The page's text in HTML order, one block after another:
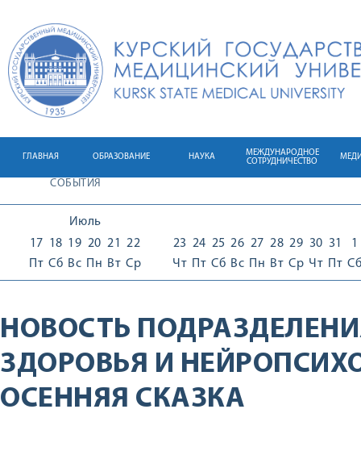
ГЛАВНАЯ ОБРАЗОВАНИЕ НАУКА
МЕЖДУНАРОДНОЕ
СОТРУДНИЧЕСТВО
СОБЫТИЯ
Июль
17
Пт
18
Сб
19
Вс
20
Пн
21
Вт
22
Ср
23
Чт
24
Пт
25
Сб
26
Вс
27
Пн
28
Вт
29
Ср
30
Чт
31
Пт
1
Сб
НОВОСТЬ
ЗДОРОВЬЯ И
ОСЕННЯЯ СКАЗКА